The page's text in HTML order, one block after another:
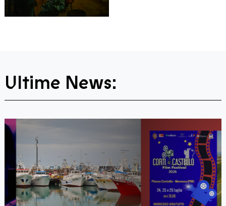
Ultime News: